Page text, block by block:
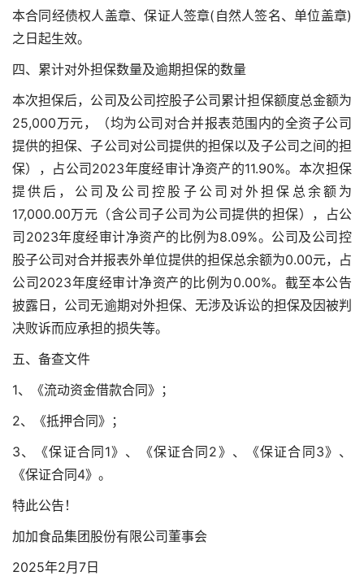
本合同经债权人盖章、保证人签章(自然人签名、单位盖章)
之日起生效。
四、累计对外担保数量及逾期担保的数量
本次担保后，公司及公司控股子公司累计担保额度总金额为
25,000万元，（均为公司对合并报表范围内的全资子公司
提供的担保、子公司对公司提供的担保以及子公司之间的担
保），占公司2023年度经审计净资产的11.90%。本次担保
提供后，公司及公司控股子公司对外担保总余额为
17,000.00万元（含公司子公司为公司提供的担保），占公
司2023年度经审计净资产的比例为8.09%。公司及公司控
股子公司对合并报表外单位提供的担保总余额为0.00元，占
公司2023年度经审计净资产的比例为0.00%。截至本公告
披露日，公司无逾期对外担保、无涉及诉讼的担保及因被判
决败诉而应承担的损失等。
五、备查文件
1、《流动资金借款合同》；
2、《抵押合同》；
3、《保证合同1》、《保证合同2》、《保证合同3》、
《保证合同4》。
特此公告！
加加食品集团股份有限公司董事会
2025年2月7日